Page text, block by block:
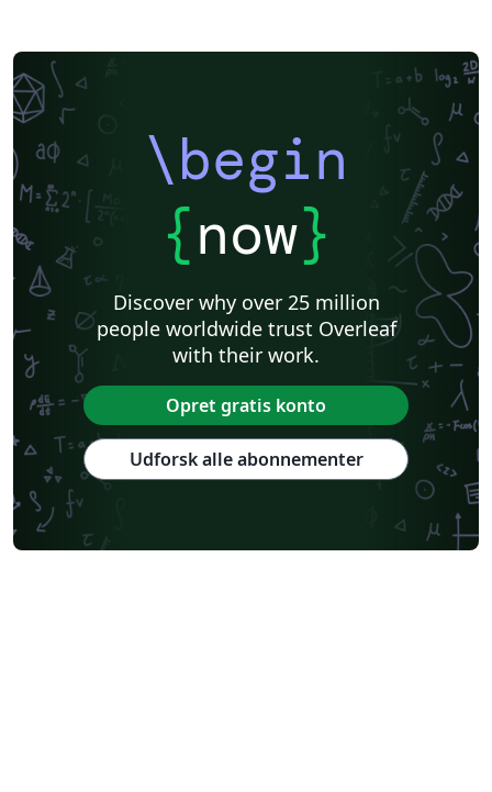
\begin
{now}
Discover why over 25 million
people worldwide trust Overleaf
with their work.
Opret gratis konto
Udforsk alle abonnementer